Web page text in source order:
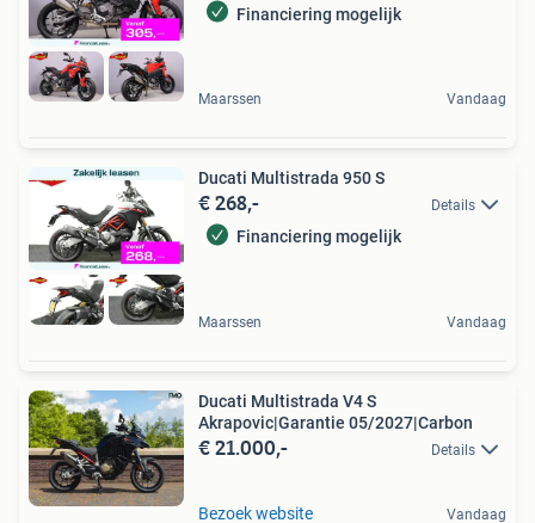
Financiering mogelijk
Maarssen Vandaag
Ducati Multistrada 950 S
€ 268,- Details
Financiering mogelijk
Maarssen Vandaag
Ducati Multistrada V4 S
Akrapovic|Garantie 05/2027|Carbon
€ 21.000,- Details
Bezoek website Vandaag